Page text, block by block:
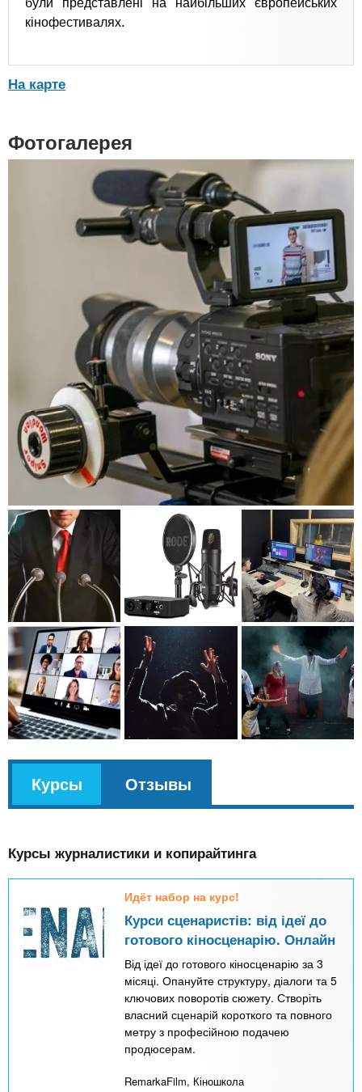
були представлені на найбільших європейських
кінофестивалях.
На карте
Фотогалерея
l
Курсы
(
а
т
и
в
н
а
Отзывы
Курсы журналистики и копирайтинга
Идёт набор на курс!
Курси сценаристів: від ідеї до
готового кіносценарію. Онлайн
Від ідеї до готового кіносценарію за 3
місяці. Опануйте структуру, діалоги та 5
ключових поворотів сюжету. Створіть
власний сценарій короткого та повного
метру з професійною подачею
продюсерам.
RemarkaFilm, Кіношкола